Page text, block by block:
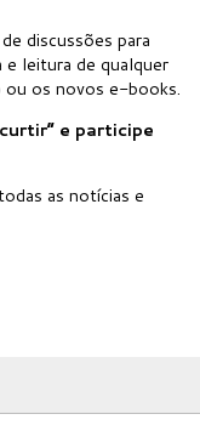
discussões para
leitura de qualquer
ou os novos e-books.
e participe
as notícias e